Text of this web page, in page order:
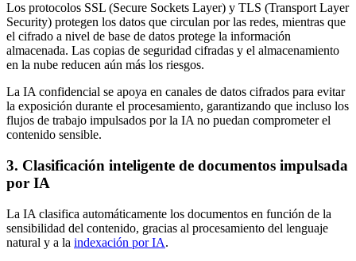
Los protocolos SSL (Secure Sockets Layer) y TLS (Transport Layer
Security) protegen los datos que circulan por las redes, mientras que
el cifrado a nivel de base de datos protege la información
almacenada. Las copias de seguridad cifradas y el almacenamiento
en la nube reducen aún más los riesgos.
La IA confidencial se apoya en canales de datos cifrados para evitar
la exposición durante el procesamiento, garantizando que incluso los
flujos de trabajo impulsados por la IA no puedan comprometer el
contenido sensible.
3. Clasificación inteligente de documentos impulsada
por IA
La IA clasifica automáticamente los documentos en función de la
sensibilidad del contenido, gracias al procesamiento del lenguaje
natural y a la indexación por IA.